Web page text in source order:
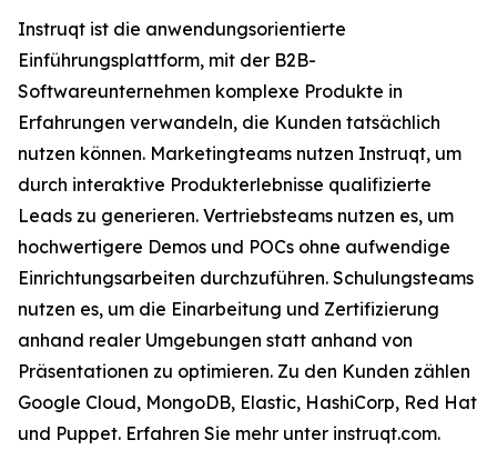
Instruqt ist die anwendungsorientierte
Einführungsplattform, mit der B2B-
Softwareunternehmen komplexe Produkte in
Erfahrungen verwandeln, die Kunden tatsächlich
nutzen können. Marketingteams nutzen Instruqt, um
durch interaktive Produkterlebnisse qualifizierte
Leads zu generieren. Vertriebsteams nutzen es, um
hochwertigere Demos und POCs ohne aufwendige
Einrichtungsarbeiten durchzuführen. Schulungsteams
nutzen es, um die Einarbeitung und Zertifizierung
anhand realer Umgebungen statt anhand von
Präsentationen zu optimieren. Zu den Kunden zählen
Google Cloud, MongoDB, Elastic, HashiCorp, Red Hat
und Puppet. Erfahren Sie mehr unter instruqt.com.